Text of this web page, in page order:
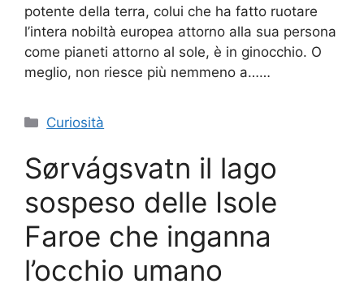
potente della terra, colui che ha fatto ruotare
l’intera nobiltà europea attorno alla sua persona
come pianeti attorno al sole, è in ginocchio. O
meglio, non riesce più nemmeno a……
Categorie
Curiosità
Sørvágsvatn il lago
sospeso delle Isole
Faroe che inganna
l’occhio umano